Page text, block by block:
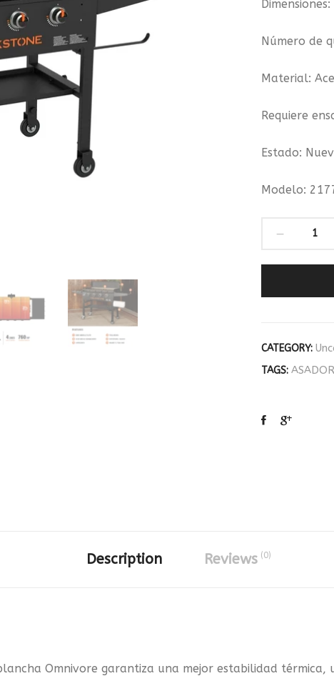
Número de
Material:
Requiere
Estado:
Modelo:
CATEGORY:
TAGS: ASADOR
Description Reviews(0)
Omnivore garantiza una mejor estabilidad